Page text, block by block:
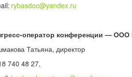
rybasdoc@yandex.ru
оператор конференции — ООО
Татьяна, директор
740 48 27,